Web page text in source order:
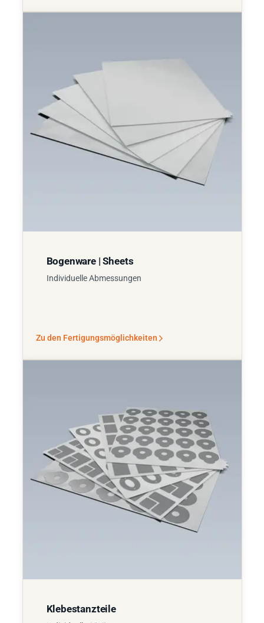
Bogenware | Sheets
Individuelle Abmessungen
Zu den Fertigungsmöglichkeiten
Klebestanzteile